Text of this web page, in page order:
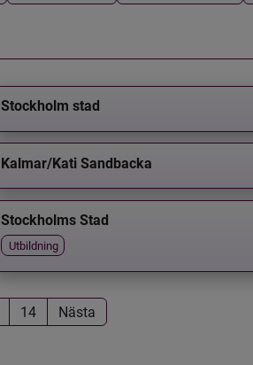
Stockholm stad
Kalmar/Kati Sandbacka
Stockholms Stad
Utbildning
14 Nästa